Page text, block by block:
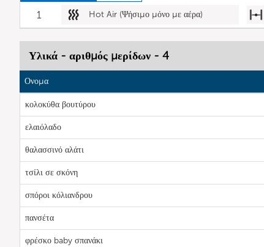
1 Hot Air (Ψήσιμο μόνο με αέρα)
Υλικά - αριθμός μερίδων - 4
Ονομα
κολοκύθα βουτύρου
ελαιόλαδο
θαλασσινό αλάτι
τσίλι σε σκόνη
σπόροι κόλιανδρου
πανσέτα
φρέσκο baby σπανάκι